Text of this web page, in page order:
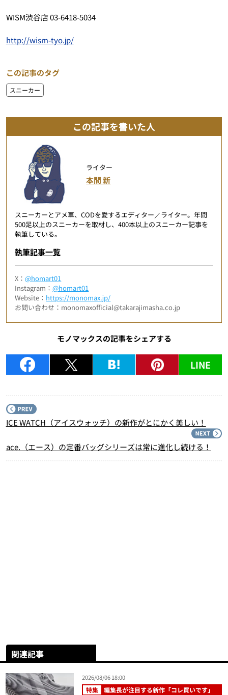
WISM渋谷店 03-6418-5034
http://wism-tyo.jp/
この記事のタグ
スニーカー
この記事を書いた人
ライター
本間 新
スニーカーとアメ車、CODを愛するエディター／ライター。年間
500足以上のスニーカーを取材し、400本以上のスニーカー記事を
執筆している。
執筆記事一覧
X：@homart01
Instagram：@homart01
Website： https://monomax.jp/
お問い合わせ：monomaxofficial@takarajimasha.co.jp
モノマックスの記事をシェアする
LINE
ICE WATCH（アイスウォッチ）の新作がとにかく美しい！
ace.（エース）の定番バッグシリーズは常に進化し続ける！
関連記事
2026/08/06 18:00
特集 編集長が注目する新作「コレ買いです」